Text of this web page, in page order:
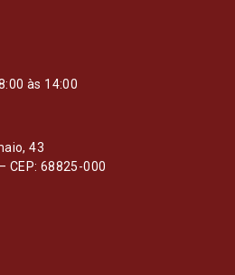
às 14:00
43
CEP: 68825-000